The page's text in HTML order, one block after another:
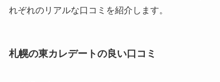
れぞれのリアルな口コミを紹介します。
札幌の東カレデートの良い口コミ